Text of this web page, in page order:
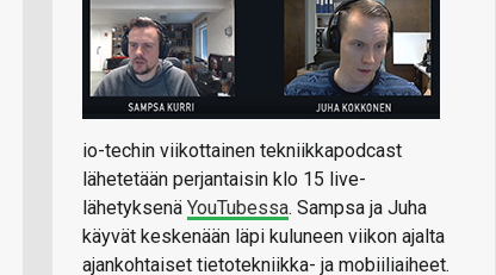
io-techin viikottainen tekniikkapodcast
lähetetään perjantaisin klo 15 live-
lähetyksenä YouTubessa. Sampsa ja Juha
käyvät keskenään läpi kuluneen viikon ajalta
ajankohtaiset tietotekniikka- ja mobiiliaiheet.